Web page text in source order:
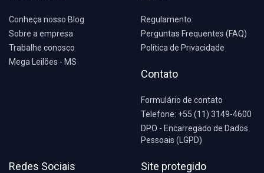
Conheça nosso Blog
Sobre a empresa
Trabalhe conosco
Mega Leilões - MS
Regulamento
Perguntas Frequentes (FAQ)
Política de Privacidade
Contato
Formulário de contato
Telefone: +55 (11) 3149-4600
DPO - Encarregado de Dados
Pessoais (LGPD)
Redes Sociais Site protegido